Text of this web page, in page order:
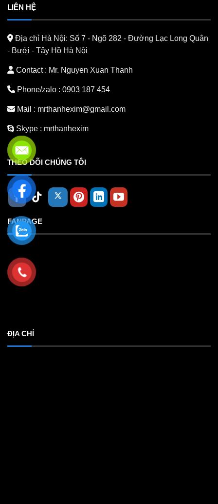
LIÊN HỆ
Địa chỉ Hà Nội: Số 7 - Ngõ 282 - Đường Lạc Long Quân
- Bưởi - Tây Hồ Hà Nội
Contact : Mr. Nguyen Xuan Thanh
Phone/zalo : 0903 187 454
Mail : mrthanhexim@gmail.com
Skype : mrthanhexim
THEO DÕI CHÚNG TÔI
FANPAGE
ĐỊA CHỈ